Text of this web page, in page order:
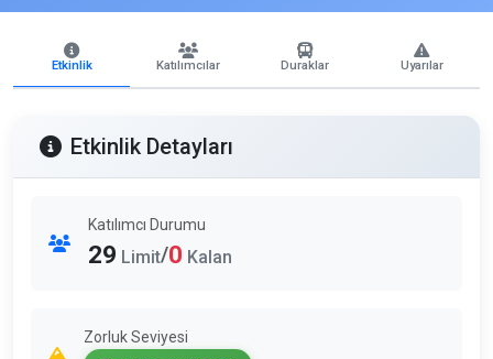
Etkinlik Katılımcılar Duraklar Uyarılar
Etkinlik Detayları
Katılımcı Durumu
29 Limit/0 Kalan
Zorluk Seviyesi